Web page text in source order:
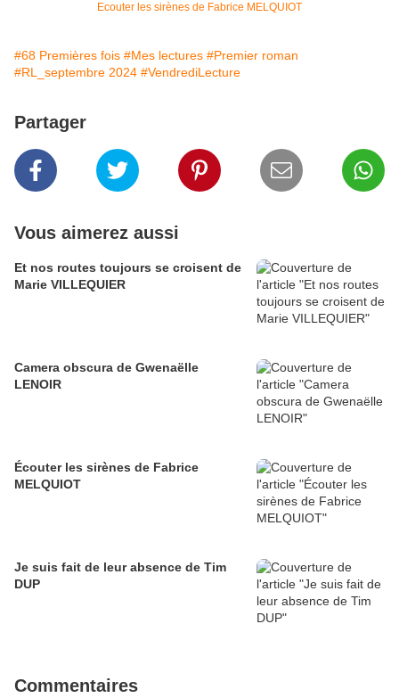
Ecouter les sirènes de Fabrice MELQUIOT
#68 Premières fois #Mes lectures #Premier roman
#RL_septembre 2024 #VendrediLecture
Partager
Vous aimerez aussi
Et nos routes toujours se croisent de
Marie VILLEQUIER
Camera obscura de Gwenaëlle
LENOIR
Écouter les sirènes de Fabrice
MELQUIOT
Je suis fait de leur absence de Tim
DUP
Commentaires